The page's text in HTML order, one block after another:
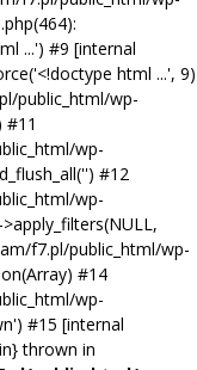
...') #9 [internal
html ...', 9)
public_html/wp-
#11
wp-
#12
wp-
f7.pl/public_html/wp-
#14
wp-
#15 [internal
thrown in